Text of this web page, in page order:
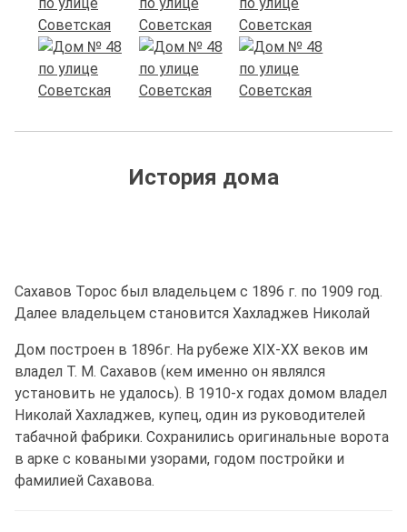
История дома
Сахавов Торос был владельцем с 1896 г. по 1909 год.
Далее владельцем становится Хахладжев Николай
Дом построен в 1896г. На рубеже XIX-XX веков им
владел Т. М. Сахавов (кем именно он являлся
установить не удалось). В 1910-х годах домом владел
Николай Хахладжев, купец, один из руководителей
табачной фабрики. Сохранились оригинальные ворота
в арке с коваными узорами, годом постройки и
фамилией Сахавова.